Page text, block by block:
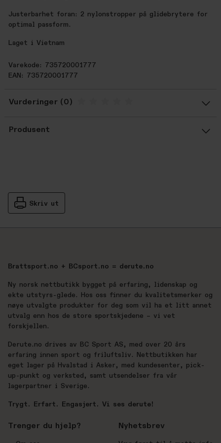
Justerbarhet foran: 2 nylonstropper på glidebrytere for
optimal passform.
Laget i Vietnam
Varekode: 735720001777
EAN: 735720001777
Vurderinger
Produsent
Skriv ut
Brattsport.no + BCsport.no = derute.no
Ny norsk nettbutikk bygget på erfaring, lidenskap og
ekte utstyrs-glede. Hos oss finner du kvalitetsmerker og
nøye utvalgte produkter for deg som vil ha et litt annet
utvalg enn hos de store sportskjedene – vi vet
forskjellen.
Derute.no drives av BC Sport AS, med over 20 års
erfaring innen sport og friluftsliv. Nettbutikken har
eget lager på Hvalstad i Asker, med kundesenter, pick-
up-punkt og verksted, samt utsendelser fra vår
lagerpartner i Sverige.
Trygt. Erfart. Engasjert. Vi ses derute!
Trenger du hjelp? Nyhetsbrev